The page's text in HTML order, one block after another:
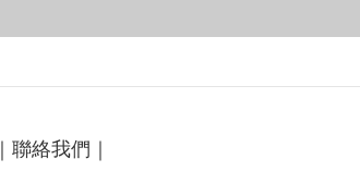
｜聯絡我們｜